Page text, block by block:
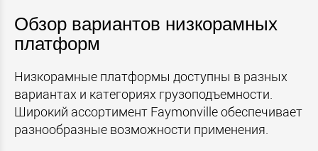
Обзор вариантов низкорамных
платформ
Низкорамные платформы доступны в разных
вариантах и категориях грузоподъемности.
Широкий ассортимент Faymonville обеспечивает
разнообразные возможности применения.